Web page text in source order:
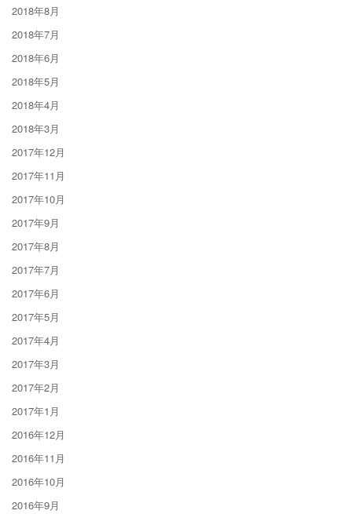
2018年8月
2018年7月
2018年6月
2018年5月
2018年4月
2018年3月
2017年12月
2017年11月
2017年10月
2017年9月
2017年8月
2017年7月
2017年6月
2017年5月
2017年4月
2017年3月
2017年2月
2017年1月
2016年12月
2016年11月
2016年10月
2016年9月